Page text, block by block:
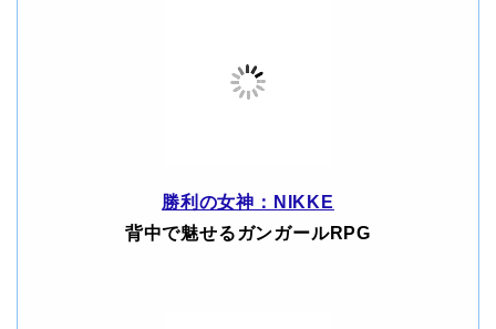
勝利の女神：NIKKE
背中で魅せるガンガールRPG